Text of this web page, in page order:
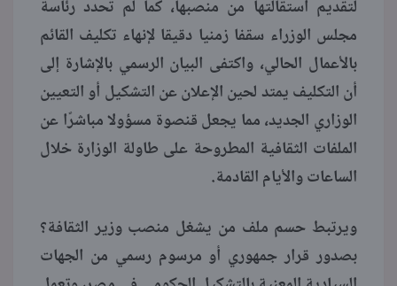
لتقديم استقالتها من منصبها، كما لم تحدد رئاسة
مجلس الوزراء سقفا زمنيا دقيقا لإنهاء تكليف القائم
بالأعمال الحالي، واكتفى البيان الرسمي بالإشارة إلى
أن التكليف يمتد لحين الإعلان عن التشكيل أو التعيين
الوزاري الجديد، مما يجعل قنصوة مسؤولا مباشرًا عن
الملفات الثقافية المطروحة على طاولة الوزارة خلال
الساعات والأيام القادمة.
ويرتبط حسم ملف من يشغل منصب وزير الثقافة؟
بصدور قرار جمهوري أو مرسوم رسمي من الجهات